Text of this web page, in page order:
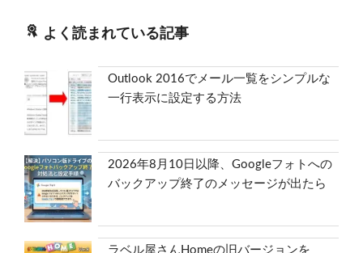
よく読まれている記事
Outlook 2016でメール一覧をシンプルな
一行表示に設定する方法
2026年8月10日以降、Googleフォトへの
バックアップ終了のメッセージが出たら
ラベル屋さんHomeの旧バージョンを